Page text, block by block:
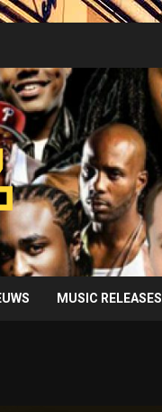
MUSIC RELEASES